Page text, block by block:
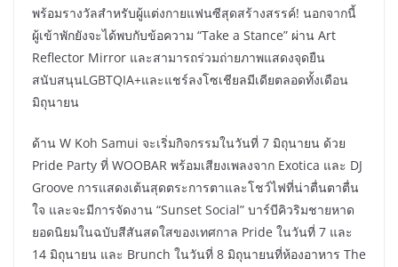
พร้อมรางวัลสำหรับผู้แต่งกายแฟนซีสุดสร้างสรรค์! นอกจากนี้
ผู้เข้าพักยังจะได้พบกับข้อความ “Take a Stance” ผ่าน Art
Reflector Mirror และสามารถร่วมถ่ายภาพแสดงจุดยืน
สนับสนุนLGBTQIA+และแชร์ลงโซเชียลมีเดียตลอดทั้งเดือน
มิถุนายน
ด้าน W Koh Samui จะเริ่มกิจกรรมในวันที่ 7 มิถุนายน ด้วย
Pride Party ที่ WOOBAR พร้อมเสียงเพลงจาก Exotica และ DJ
Groove การแสดงเต้นสุดตระการตาและโชว์ไฟที่น่าตื่นตาตื่น
ใจ และจะมีการจัดงาน “Sunset Social” บาร์บีคิวริมชายหาด
ยอดนิยมในฉบับสีสันสดใสของเทศกาล Pride ในวันที่ 7 และ
14 มิถุนายน และ Brunch ในวันที่ 8 มิถุนายนที่ห้องอาหาร The